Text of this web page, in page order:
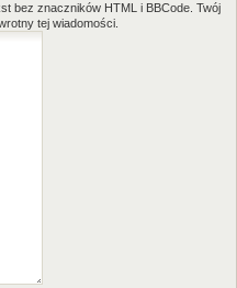
bez znaczników HTML i BBCode. Twój
tej wiadomości.